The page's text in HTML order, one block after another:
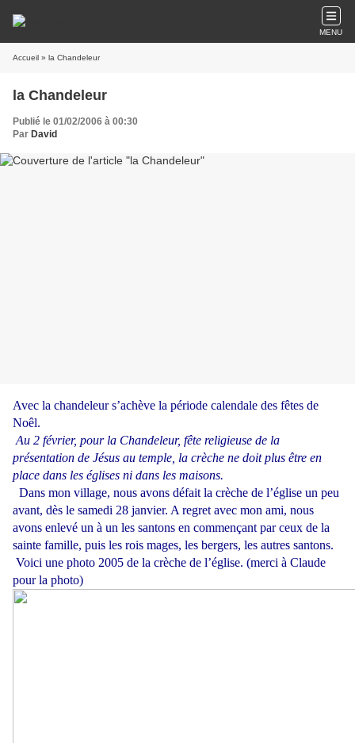
MENU
Accueil » la Chandeleur
la Chandeleur
Publié le 01/02/2006 à 00:30
Par David
Avec la chandeleur s’achève la période calendale des fêtes de
Noêl.
Au 2 février, pour la Chandeleur, fête religieuse de la
présentation de Jésus au temple, la crèche ne doit plus être en
place dans les églises ni dans les maisons.
Dans mon village, nous avons défait la crèche de l’église un peu
avant, dès le samedi 28 janvier. A regret avec mon ami, nous
avons enlevé un à un les santons en commençant par ceux de la
sainte famille, puis les rois mages, les bergers, les autres santons.
Voici une photo 2005 de la crèche de l’église. (merci à Claude
pour la photo)